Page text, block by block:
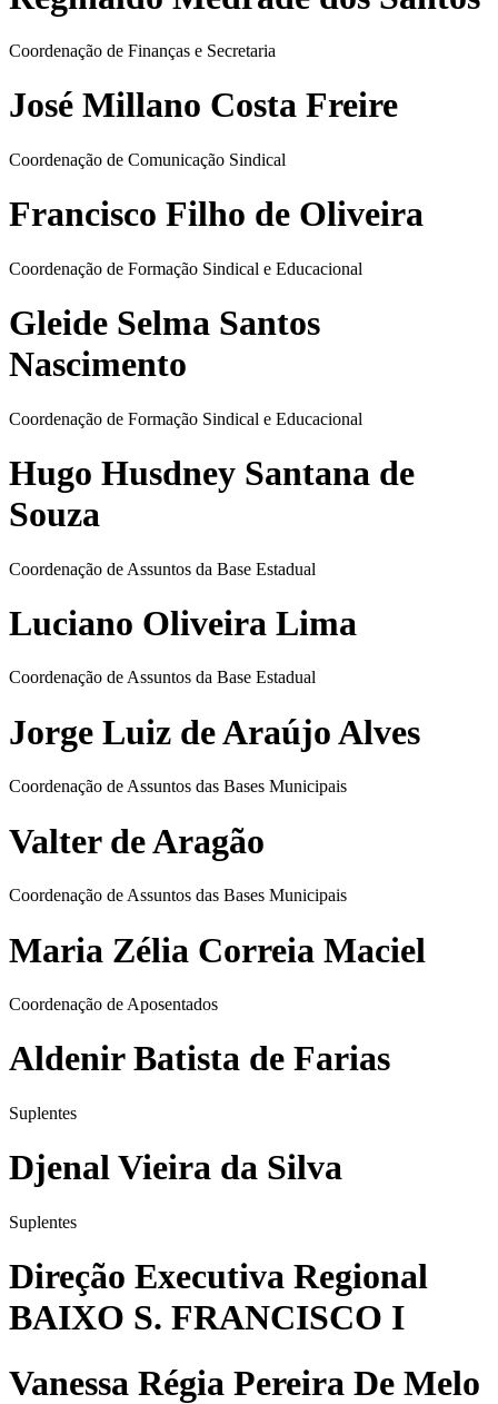
Coordenação de Finanças e Secretaria
José Millano Costa Freire
Coordenação de Comunicação Sindical
Francisco Filho de Oliveira
Coordenação de Formação Sindical e Educacional
Gleide Selma Santos
Nascimento
Coordenação de Formação Sindical e Educacional
Hugo Husdney Santana de
Souza
Coordenação de Assuntos da Base Estadual
Luciano Oliveira Lima
Coordenação de Assuntos da Base Estadual
Jorge Luiz de Araújo Alves
Coordenação de Assuntos das Bases Municipais
Valter de Aragão
Coordenação de Assuntos das Bases Municipais
Maria Zélia Correia Maciel
Coordenação de Aposentados
Aldenir Batista de Farias
Suplentes
Djenal Vieira da Silva
Suplentes
Direção Executiva Regional
BAIXO S. FRANCISCO I
Vanessa Régia Pereira De Melo